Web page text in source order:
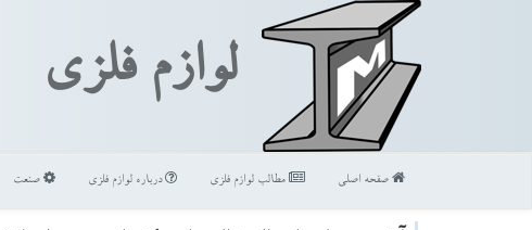
لوازم فلزی
صفحه اصلی مطالب لوازم فلزی درباره لوازم فلزی صنعت